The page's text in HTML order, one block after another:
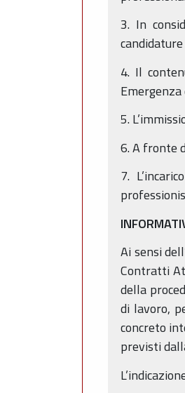
3. In
4. Il
5.
6. A fronte
7.
Ai sensi
Contratti
della
di lavoro,
concreto
previsti